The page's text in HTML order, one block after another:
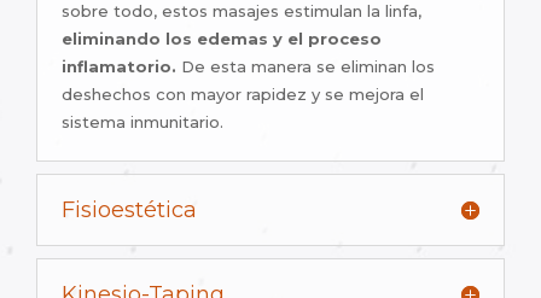
sobre todo, estos masajes estimulan la linfa,
eliminando los edemas y el proceso
inflamatorio. De esta manera se eliminan los
deshechos con mayor rapidez y se mejora el
sistema inmunitario.
Fisioestética